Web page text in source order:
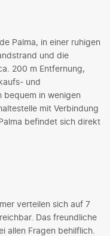
Palma, in einer ruhigen
und die
200 m Entfernung,
und
bequem in wenigen
mit Verbindung
befindet sich direkt
verteilen sich auf 7
Das freundliche
allen Fragen behilflich.